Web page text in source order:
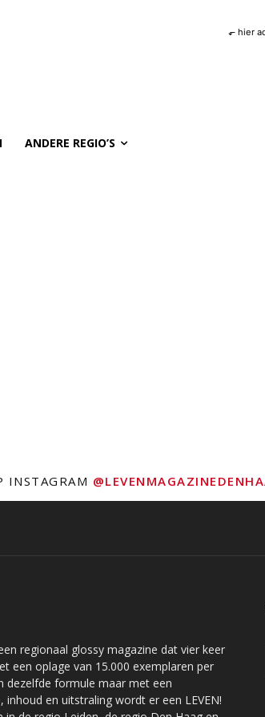
⬐ hier
ANDERE REGIO’S
INSTAGRAM
regionaal glossy magazine dat vier keer
een oplage van 15.000 exemplaren per
dezelfde formule maar met een
inhoud en uitstraling wordt er een LEVEN!